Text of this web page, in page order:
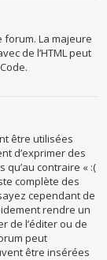
forum. La majeure
de l’HTML peut
être utilisées
d’exprimer des
qu’au contraire « :(
complète des
cependant de
rendre un
de l’éditer ou de
peut
être insérées